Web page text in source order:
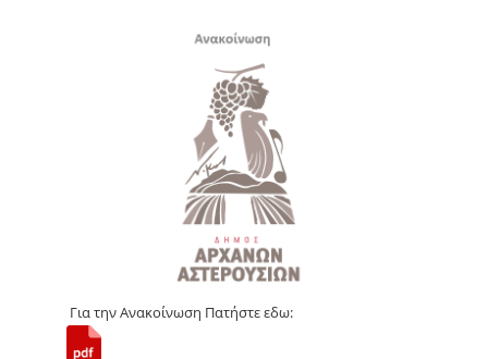
Για την Ανακοίνωση Πατήστε εδω: